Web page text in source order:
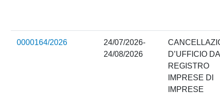
0000164/2026
24/07/2026-
24/08/2026
D’UFFICIO
REGISTRO
IMPRESE DI
IMPRESE